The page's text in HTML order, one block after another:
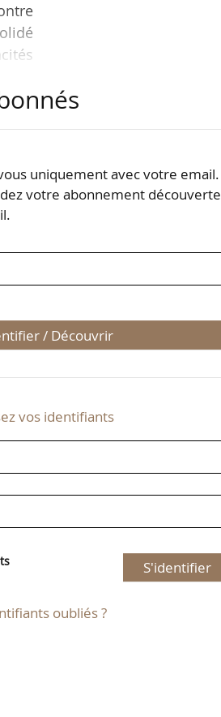
uniquement avec votre email.
votre abonnement découverte
/ Découvrir
vos identifiants
S'identifier
oubliés ?